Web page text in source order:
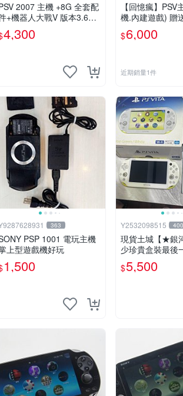
2007 主機 +8G 全套配
+機器人大戰V 版本3.69 P
4,300
【回憶瘋】PSV
機.內建遊戲) 贈送256G套卡
9成新 遊戲機
$6,000
近期銷量1件
363
PSP 1001 電玩主機
上型遊戲機好玩
1,500
Y2532098515 400
現貨土城【★銀
少珍貴盒裝最後
00主機
日版可轉換中文
$5,500